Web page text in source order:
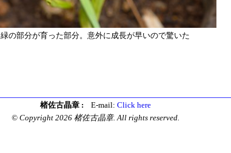
緑の部分が育った部分。意外に成長が早いので驚いた
楮佐古晶章 : E-mail: Click here
© Copyright 2026 楮佐古晶章. All rights reserved.